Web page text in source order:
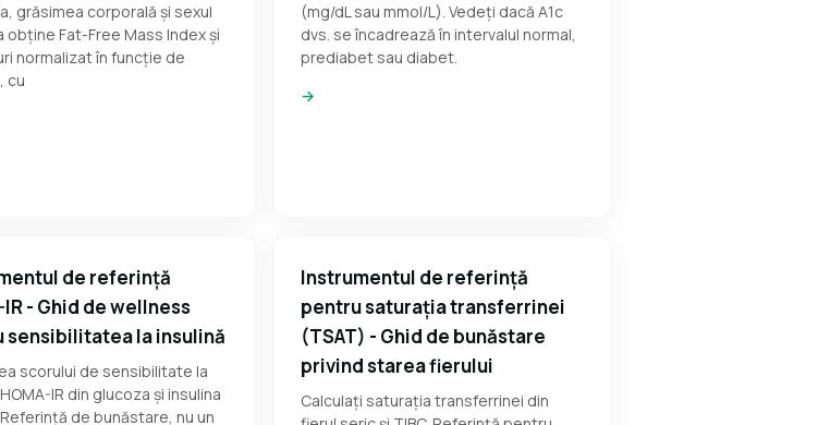
grăsimea corporală și sexul
obține Fat-Free Mass Index și
normalizat în funcție de
cu
(mg/dL sau mmol/L). Vedeți dacă A1c
dvs. se încadrează în intervalul normal,
prediabet sau diabet.
→
de referință
IR - Ghid de wellness
sensibilitatea la insulină
scorului de sensibilitate la
IR din glucoza și insulina
de bunăstare, nu un
Instrumentul de referință
pentru saturația transferrinei
(TSAT) - Ghid de bunăstare
privind starea fierului
Calculați saturația transferrinei din